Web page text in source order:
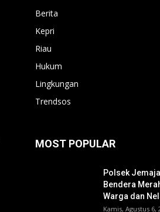
Berita
Kepri
Riau
Hukum
Lingkungan
Trendsos
MOST POPULAR
Polsek
Bendera
Warga dan
Kamis, Agustus 6,